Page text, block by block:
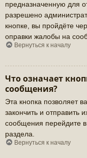
предназначенную для
разрешено
кнопке, вы пройдёте
оправки жалобы на
Вернуться к началу
Что означает
сообщения?
Эта кнопка позволяет
закончить и отправить
сообщения перейдите
раздела.
Вернуться к началу